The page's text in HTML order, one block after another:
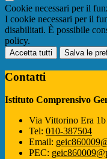
Cookie necessari per il
I cookie necessari per il
disabilitati. È possibile
policy.
Accetta tutti Salva le
Contatti
Istituto Comprensivo
Via Vittorino Era
Tel: 010-387504
Email:
PEC: